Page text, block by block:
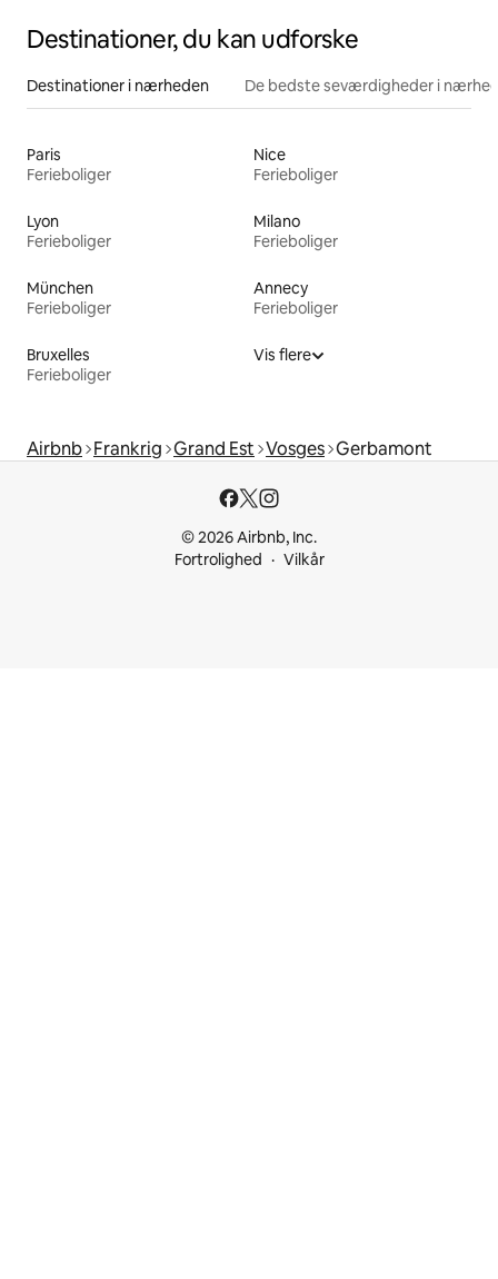
Destinationer, du kan udforske
Destinationer i nærheden De bedste seværdigheder i
Paris
Ferieboliger
Nice
Ferieboliger
Lyon
Ferieboliger
Milano
Ferieboliger
München
Ferieboliger
Annecy
Ferieboliger
Bruxelles
Ferieboliger
Vis flere
Airbnb Frankrig Grand Est Vosges Gerbamont
© 2026 Airbnb, Inc.
Fortrolighed
Vilkår